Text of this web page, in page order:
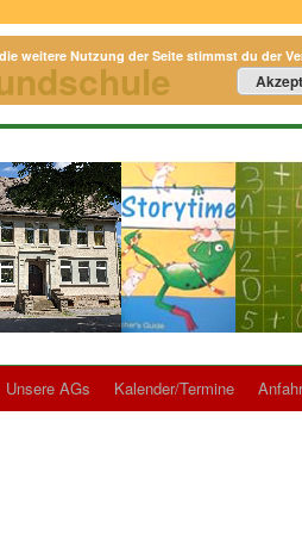
Unsere AGs Kalender/Termine
weitere Nutzung der Seite stimmst du der